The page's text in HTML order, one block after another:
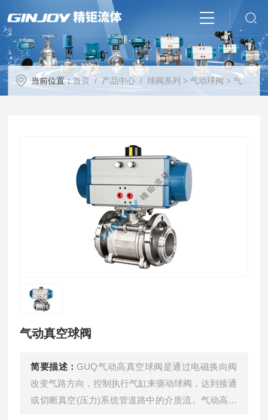
当前位置：首页/ 产品中心 /球阀系列 >气动球阀 > 气动真空球阀
气动真空球阀
简要描述： GUQ气动高真空球阀是通过电磁换向阀
改变气路方向，控制执行气缸来驱动球阀，达到接通
或切断真空(压力)系统管道路中的介质流。气动高真